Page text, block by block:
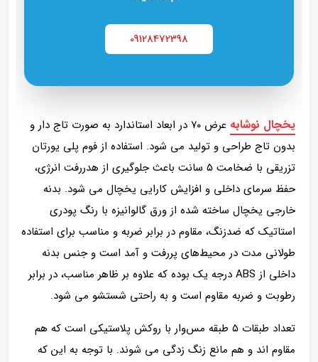
09128472398
یخچال نوشابه
عرض ۷۰ در ابعاد استاندارد به صورت تاج دار و
بدون تاج طراحی و تولید می شود. استفاده از فوم پلی‌ یورتان
تزریقی با ضخامت ۵ سانت باعث جلوگیری از هدررفت انرژی،
حفظ سرمای داخلی و افزایش کارایی یخچال می‌ شود. بدنه
خارجی یخچال ساخته‌ شده از ورق گالوانیزه با رنگ پودری
استاتیک که ضدزنگ، مقاوم در برابر ضربه و مناسب برای استفاده
طولانی‌ مدت در محیط‌های پررفت‌ و آمد است و جنس بدنه
داخلی از ABS درجه یک بوده که علاوه بر ظاهر مناسب، در برابر
رطوبت و ضربه مقاوم است و به‌ راحتی شستشو می‌ شود.
تعداد طبقات ۵ طبقه مس‌وار با روکش پلاستیکی است که هم
مقاوم‌ اند و هم مانع زنگ‌ زدگی می‌ شوند. با توجه به این که